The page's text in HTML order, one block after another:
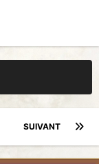
SUIVANT